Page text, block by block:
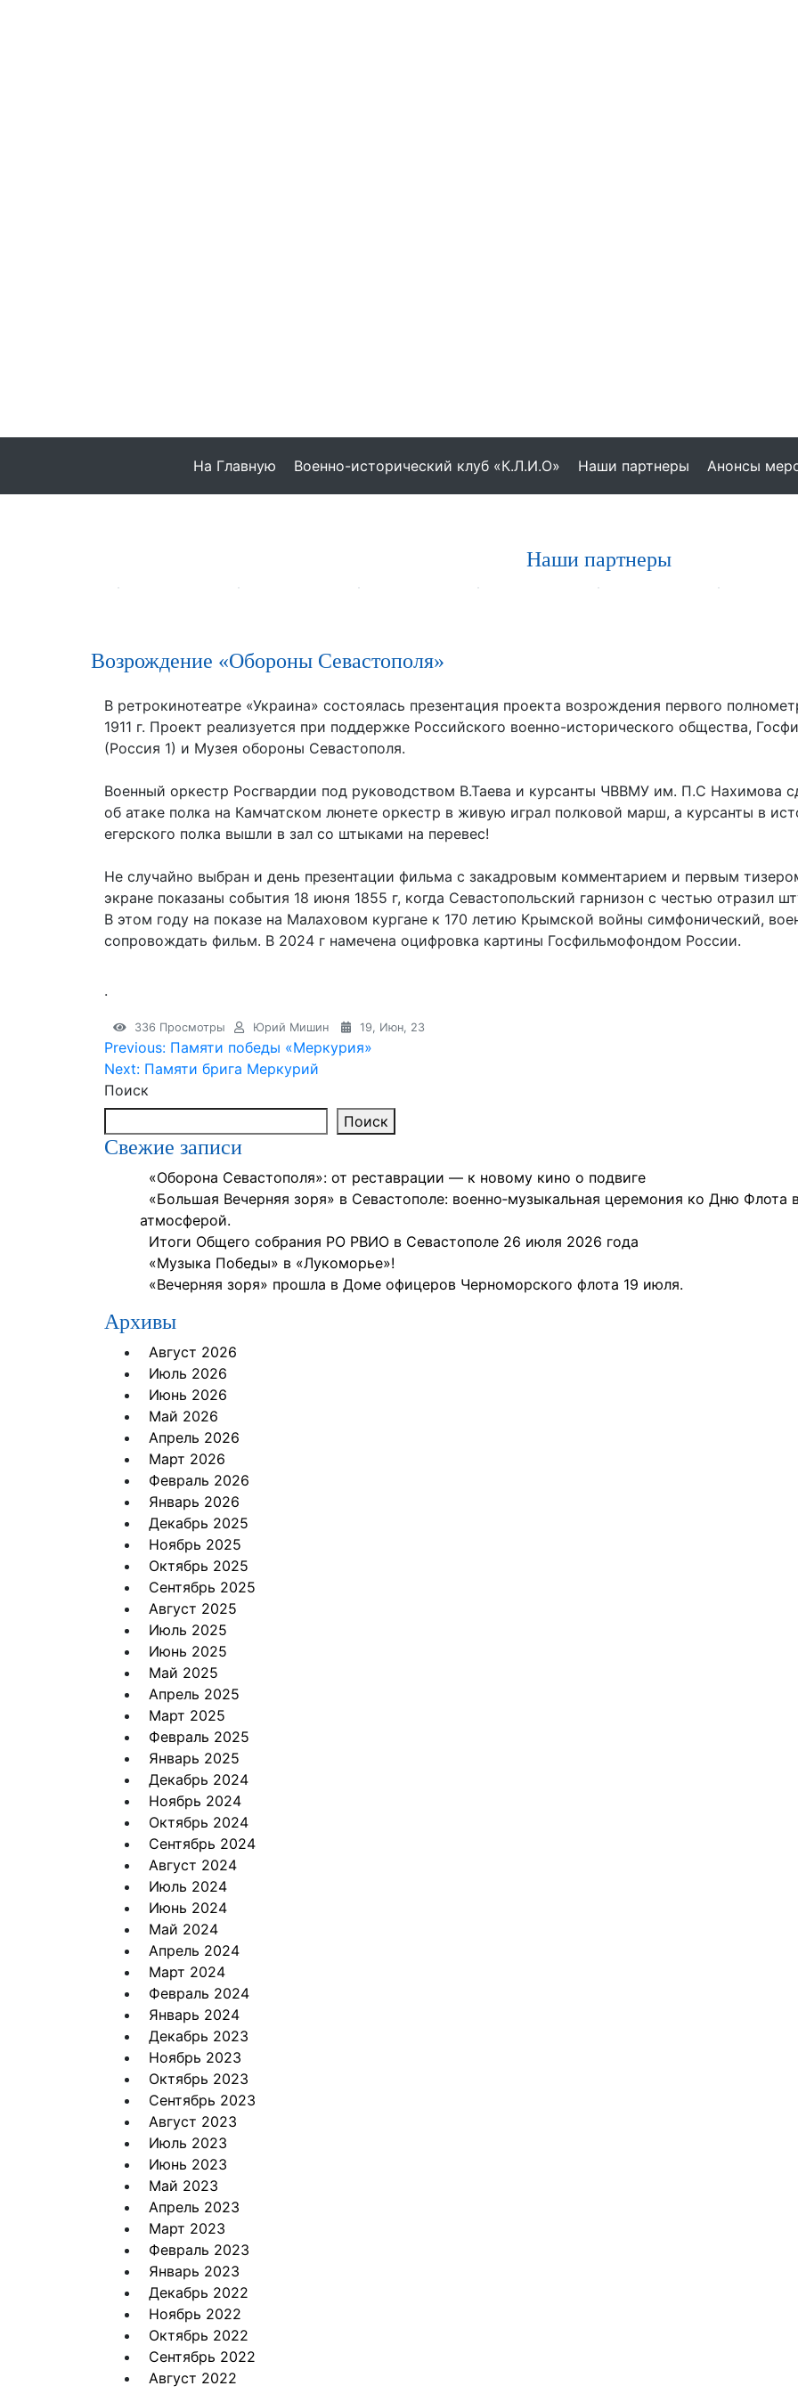
На Главную Военно-исторический клуб «К.Л.И.О» Наши партнеры Анонсы
Наши партнеры
Возрождение «Обороны Севастополя»
В ретрокинотеатре «Украина» состоялась презентация проекта возрождения первого
1911 г. Проект реализуется при поддержке Российского военно-исторического общества,
(Россия 1) и Музея обороны Севастополя.
Военный оркестр Росгвардии под руководством В.Таева и курсанты ЧВВМУ им. П.С Нахимова
об атаке полка на Камчатском люнете оркестр в живую играл полковой марш, а курсанты в
егерского полка вышли в зал со штыками на перевес!
Не случайно выбран и день презентации фильма с закадровым комментарием и первым
экране показаны события 18 июня 1855 г, когда Севастопольский гарнизон с честью отразил
В этом году на показе на Малаховом кургане к 170 летию Крымской войны симфонический,
сопровождать фильм. В 2024 г намечена оцифровка картины Госфильмофондом России.
.
336 Просмотры Юрий Мишин 19, Июн, 23
Навигация
по
записям
Previous: Памяти победы «Меркурия»
Next: Памяти брига Меркурий
Поиск
Поиск
Свежие записи
«Оборона Севастополя»: от реставрации — к новому кино о подвиге
«Большая Вечерняя зоря» в Севастополе: военно‑музыкальная церемония ко Дню Флота
атмосферой.
Итоги Общего собрания РО РВИО в Севастополе 26 июля 2026 года
«Музыка Победы» в «Лукоморье»!
«Вечерняя зоря» прошла в Доме офицеров Черноморского флота 19 июля.
Архивы
Август 2026
Июль 2026
Июнь 2026
Май 2026
Апрель 2026
Март 2026
Февраль 2026
Январь 2026
Декабрь 2025
Ноябрь 2025
Октябрь 2025
Сентябрь 2025
Август 2025
Июль 2025
Июнь 2025
Май 2025
Апрель 2025
Март 2025
Февраль 2025
Январь 2025
Декабрь 2024
Ноябрь 2024
Октябрь 2024
Сентябрь 2024
Август 2024
Июль 2024
Июнь 2024
Май 2024
Апрель 2024
Март 2024
Февраль 2024
Январь 2024
Декабрь 2023
Ноябрь 2023
Октябрь 2023
Сентябрь 2023
Август 2023
Июль 2023
Июнь 2023
Май 2023
Апрель 2023
Март 2023
Февраль 2023
Январь 2023
Декабрь 2022
Ноябрь 2022
Октябрь 2022
Сентябрь 2022
Август 2022